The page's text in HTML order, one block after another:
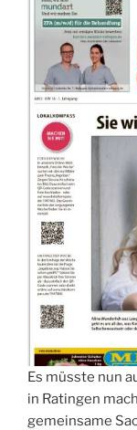
Es müsste nun
in Ratingen
gemeinsame